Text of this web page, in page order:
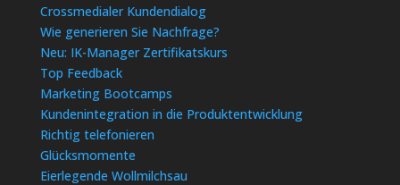
Crossmedialer Kundendialog
Wie generieren Sie Nachfrage?
Neu: IK-Manager Zertifikatskurs
Top Feedback
Marketing Bootcamps
Kundenintegration in die Produktentwicklung
Richtig telefonieren
Glücksmomente
Eierlegende Wollmilchsau